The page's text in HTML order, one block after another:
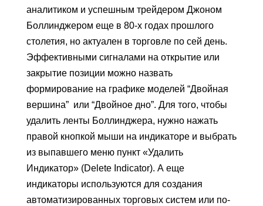
аналитиком и успешным трейдером Джоном
Боллинджером еще в 80-х годах прошлого
столетия, но актуален в торговле по сей день.
Эффективными сигналами на открытие или
закрытие позиции можно назвать
формирование на графике моделей “Двойная
вершина” или “Двойное дно”. Для того, чтобы
удалить ленты Боллинджера, нужно нажать
правой кнопкой мыши на индикаторе и выбрать
из выпавшего меню пункт «Удалить
Индикатор» (Delete Indicator). А еще
индикаторы используются для создания
автоматизированных торговых систем или по-